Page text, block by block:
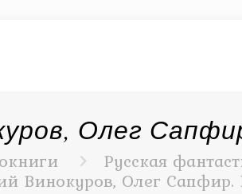
Олег
Русская
Винокуров, Олег Сапфир.